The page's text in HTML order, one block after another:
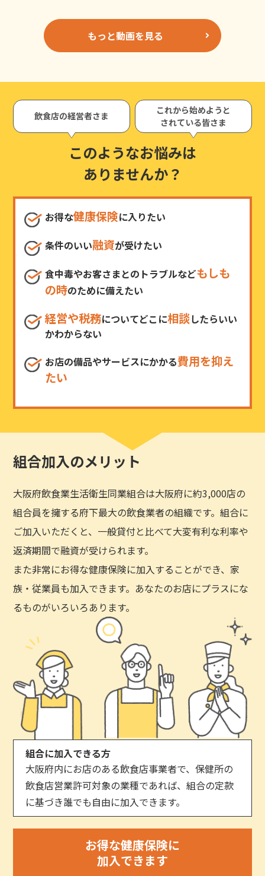
もっと動画を見る
飲食店の経営者さま
これから始めようと
されている皆さま
このようなお悩みは
ありませんか？
お得な健康保険に入りたい
条件のいい融資が受けたい
食中毒やお客さまとのトラブルなどもしも
の時のために備えたい
経営や税務についてどこに相談したらいい
かわからない
お店の備品やサービスにかかる費用を抑え
たい
組合加入のメリット
大阪府飲食業生活衛生同業組合は大阪府に約3,000店の
組合員を擁する府下最大の飲食業者の組織です。組合に
ご加入いただくと、一般貸付と比べて大変有利な利率や
返済期間で融資が受けられます。
また非常にお得な健康保険に加入することができ、家
族・従業員も加入できます。あなたのお店にプラスにな
るものがいろいろあります。
組合に加入できる方
大阪府内にお店のある飲食店事業者で、保健所の
飲食店営業許可対象の業種であれば、組合の定款
に基づき誰でも自由に加入できます。
お得な健康保険に
加入できます